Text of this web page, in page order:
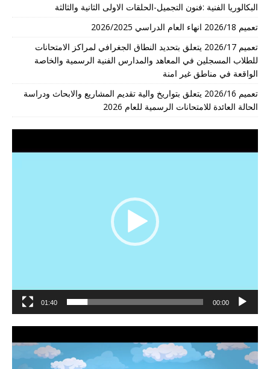
البكالوريا الفنية :فنون التجميل-الحلقات الاولى الثانية والثالثة
تعميم 2026/18 انهاء العام الدراسي 2026/2025
تعميم 2026/17 يتعلق بتحديد النطاق الجغرافي لمراكز الامتحانات
للطلاب المسجلين في المعاهد والمدارس الفنية الرسمية والخاصة
الواقعة في مناطق غير امنة
تعميم 2026/16 يتعلق بتواريخ والية تقديم المشاريع والابحاث ودراسة
الحالة العائدة للامتحانات الرسمية للعام 2026
00:00
01:40
الفيديو